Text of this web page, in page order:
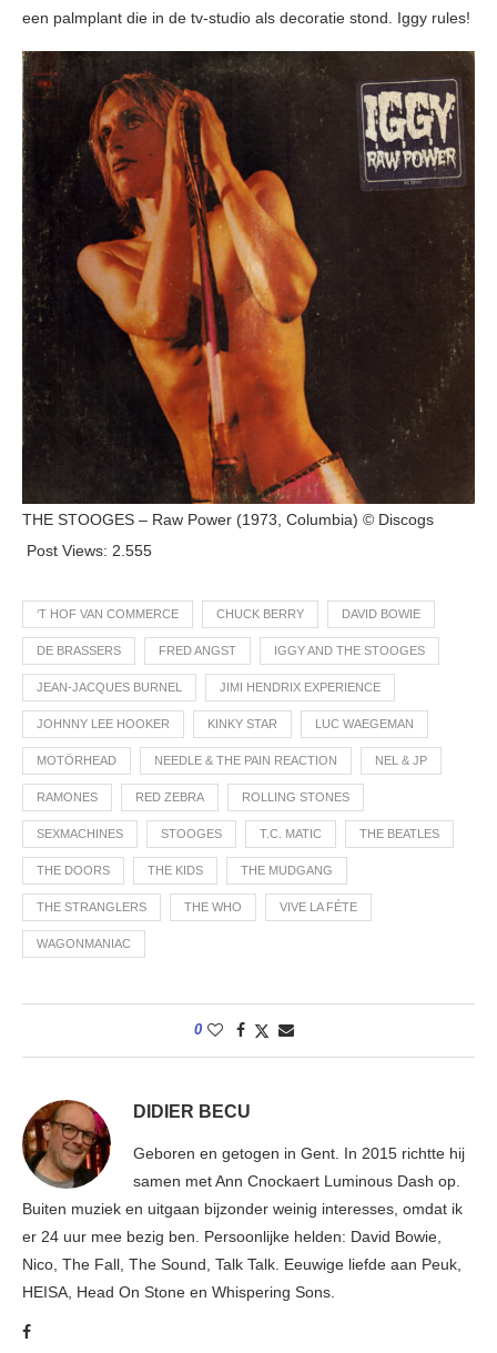
een palmplant die in de tv-studio als decoratie stond. Iggy rules!
THE STOOGES – Raw Power (1973, Columbia) © Discogs
Post Views: 2.555
‘T HOF VAN COMMERCE CHUCK BERRY DAVID BOWIE
DE BRASSERS FRED ANGST IGGY AND THE STOOGES
JEAN-JACQUES BURNEL JIMI HENDRIX EXPERIENCE
JOHNNY LEE HOOKER KINKY STAR LUC WAEGEMAN
MOTÖRHEAD NEEDLE & THE PAIN REACTION NEL & JP
RAMONES RED ZEBRA ROLLING STONES
SEXMACHINES STOOGES T.C. MATIC THE BEATLES
THE DOORS THE KIDS THE MUDGANG
THE STRANGLERS THE WHO VIVE LA FÉTE
WAGONMANIAC
0
DIDIER BECU
Geboren en getogen in Gent. In 2015 richtte hij
samen met Ann Cnockaert Luminous Dash op.
Buiten muziek en uitgaan bijzonder weinig interesses, omdat ik
er 24 uur mee bezig ben. Persoonlijke helden: David Bowie,
Nico, The Fall, The Sound, Talk Talk. Eeuwige liefde aan Peuk,
HEISA, Head On Stone en Whispering Sons.